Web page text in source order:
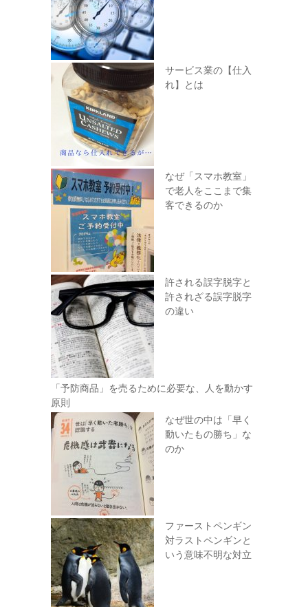
サービス業の【仕入
れ】とは
なぜ「スマホ教室」
で老人をここまで集
客できるのか
許される誤字脱字と
許されざる誤字脱字
の違い
「予防商品」を売るために必要な、人を動かす
原則
なぜ世の中は「早く
動いたもの勝ち」な
のか
ファーストペンギン
対ラストペンギンと
いう意味不明な対立